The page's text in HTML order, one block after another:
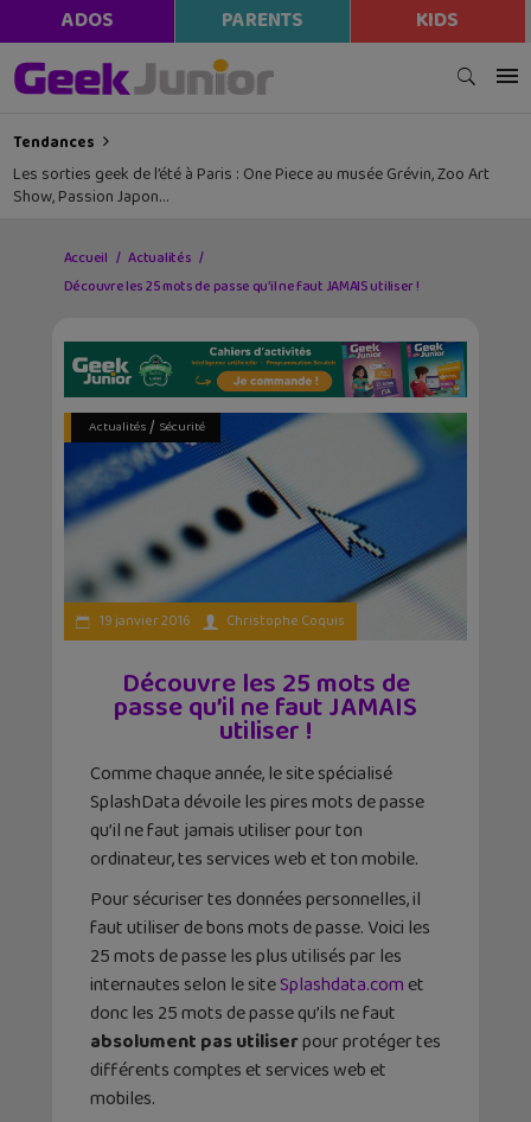
ADOS PARENTS KIDS
Tendances
Les sorties geek de l’été à Paris : One Piece au musée Grévin, Zoo Art
Show, Passion Japon…
Accueil
Actualités
Découvre les 25 mots de passe qu’il ne faut JAMAIS utiliser !
Actualités/ Sécurité
19 janvier 2016 Christophe Coquis
Découvre les 25 mots de
passe qu’il ne faut JAMAIS
utiliser !
Comme chaque année, le site spécialisé
SplashData dévoile les pires mots de passe
qu’il ne faut jamais utiliser pour ton
ordinateur, tes services web et ton mobile.
Pour sécuriser tes données personnelles, il
faut utiliser de bons mots de passe. Voici les
25 mots de passe les plus utilisés par les
internautes selon le siteSplashdata.com et
donc les 25 mots de passe qu’ils ne faut
absolument pas utiliserpour protéger tes
différents comptes et services web et
mobiles.